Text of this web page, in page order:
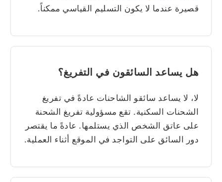
قصيرة عندما لا يكون التسليم القياسي ممكناً.
هل يساعد السائقون في التفريغ؟
لا، لا يساعد سائقو الشاحنات عادةً في تفريغ
الشحنات السكنية. تقع مسؤولية تفريغ الشحنة
على عاتق الشخص الذي يستلمها. عادةً ما يقتصر
دور السائق على التواجد في الموقع أثناء العملية.